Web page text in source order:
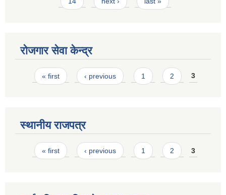
रोजगार सेवा केन्द्र
Pages
« first ‹ previous 1 2 3
स्थानीय राजपत्र
Pages
« first ‹ previous 1 2 3